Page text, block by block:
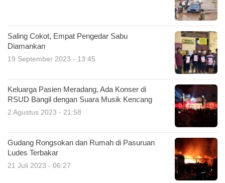
Saling Cokot, Empat Pengedar Sabu
Diamankan
19 September 2023 - 13:45
Keluarga Pasien Meradang, Ada Konser di
RSUD Bangil dengan Suara Musik Kencang
2 Agustus 2023 - 21:58
Gudang Rongsokan dan Rumah di Pasuruan
Ludes Terbakar
21 Juli 2023 - 06:27